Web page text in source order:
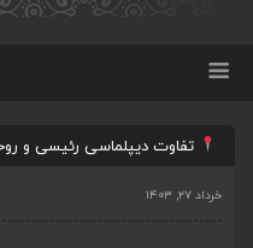
تفاوت دیپلماسی رئیسی و
خرداد ۲۷, ۱۴۰۳